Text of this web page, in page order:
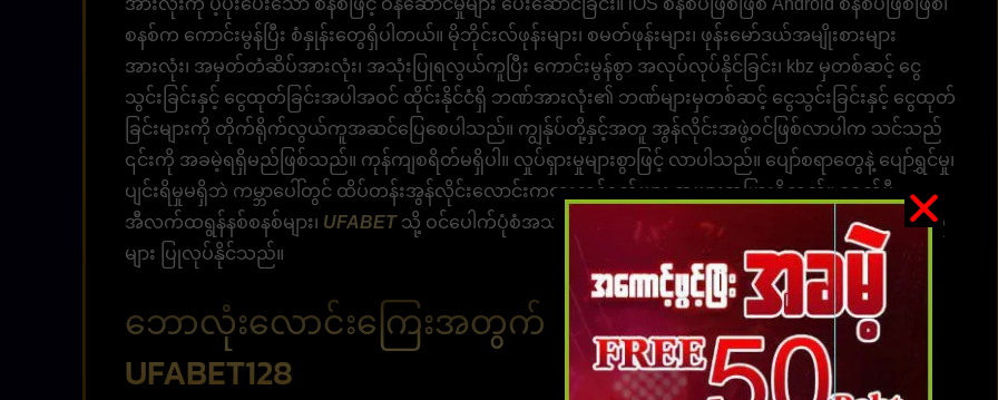
အားလုံးကို ပံ့ပိုးပေးသော စနစ်ဖြင့် ဝန်ဆောင်မှုများ ပေးဆောင်ခြင်း။ iOS စနစ်ပဲဖြစ်ဖြစ် Android စနစ်ပဲဖြစ်ဖြစ်၊
စနစ်က ကောင်းမွန်ပြီး စံနှုန်းတွေရှိပါတယ်။ မိုဘိုင်းလ်ဖုန်းများ၊ စမတ်ဖုန်းများ၊ ဖုန်းမော်ဒယ်အမျိုးစားများ
အားလုံး၊ အမှတ်တံဆိပ်အားလုံး၊ အသုံးပြုရလွယ်ကူပြီး ကောင်းမွန်စွာ အလုပ်လုပ်နိုင်ခြင်း၊ kbz မှတစ်ဆင့် ငွေ
သွင်းခြင်းနှင့် ငွေထုတ်ခြင်းအပါအဝင် ထိုင်းနိုင်ငံရှိ ဘဏ်အားလုံး၏ ဘဏ်များမှတစ်ဆင့် ငွေသွင်းခြင်းနှင့် ငွေထုတ်
ခြင်းများကို တိုက်ရိုက်လွယ်ကူအဆင်ပြေစေပါသည်။ ကျွန်ုပ်တို့နှင့်အတူ အွန်လိုင်းအဖွဲ့ဝင်ဖြစ်လာပါက သင်သည်
၎င်းကို အခမဲ့ရရှိမည်ဖြစ်သည်။ ကုန်ကျစရိတ်မရှိပါ။ လှုပ်ရှားမှုများစွာဖြင့် လာပါသည်။ ပျော်စရာတွေနဲ့ ပျော်ရွှင်မှု၊
ပျင်းရိမှုမရှိဘဲ ကမ္ဘာပေါ်တွင် ထိပ်တန်းအွန်လိုင်းလောင်းကစားကွန်ရက်များ အများအပြားရှိသည်။ ခေတ်မီ
အီလက်ထရွန်နစ်စနစ်များ၊ UFABETသို့ ဝင်ပေါက်ပုံစံအသစ်နှင့် နည်းပညာများဖြင့် ခေတ်မီသော ငွေပေးငွေယူမှု
များ ပြုလုပ်နိုင်သည်။
ဘောလုံးလောင်းကြေးအတွက် မန်ဘာလျှောက်ထားရန် ၊
UFABET128